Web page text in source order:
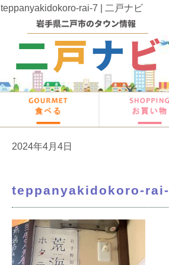
teppanyakidokoro-rai-7 | 二戸ナビ
2024年4月4日
teppanyakidokoro-